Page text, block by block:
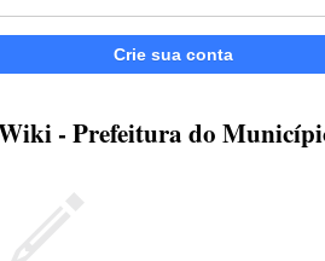
Crie sua conta
- Prefeitura do